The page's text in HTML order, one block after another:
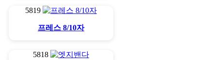
5819
프레스 8/10자
5818